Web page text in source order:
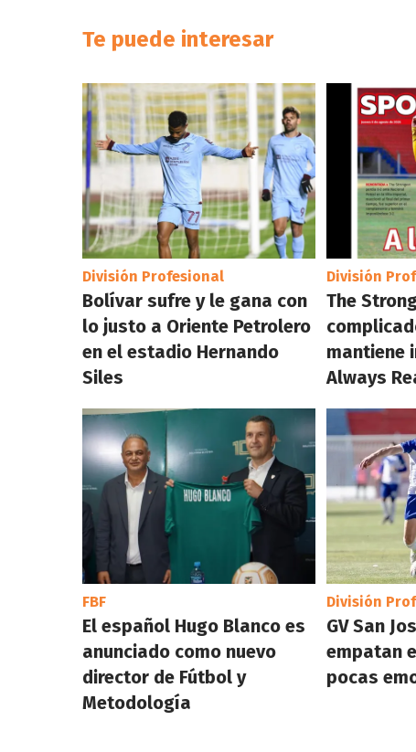
Te puede interesar
División Profesional
Bolívar sufre y le gana con
lo justo a Oriente Petrolero
en el estadio Hernando
Siles
División
The
mantiene
Always
FBF
El español Hugo Blanco es
anunciado como nuevo
director de Fútbol y
Metodología
División
GV San
empatan
pocas